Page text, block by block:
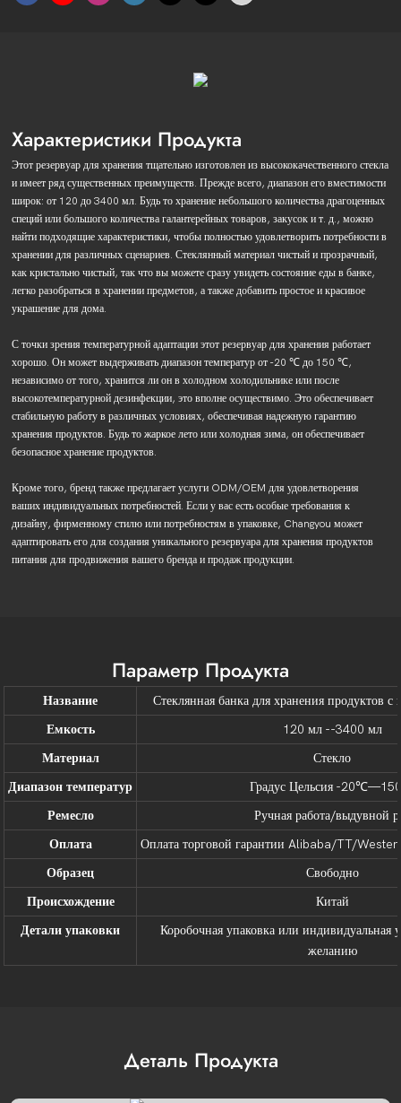
Характеристики Продукта
Этот резервуар для хранения тщательно изготовлен из высококачественного стекла
и имеет ряд существенных преимуществ. Прежде всего, диапазон его вместимости
широк: от 120 до 3400 мл. Будь то хранение небольшого количества драгоценных
специй или большого количества галантерейных товаров, закусок и т. д., можно
найти подходящие характеристики, чтобы полностью удовлетворить потребности в
хранении для различных сценариев. Стеклянный материал чистый и прозрачный,
как кристально чистый, так что вы можете сразу увидеть состояние еды в банке,
легко разобраться в хранении предметов, а также добавить простое и красивое
украшение для дома.
С точки зрения температурной адаптации этот резервуар для хранения работает
хорошо. Он может выдерживать диапазон температур от -20 ℃ до 150 ℃,
независимо от того, хранится ли он в холодном холодильнике или после
высокотемпературной дезинфекции, это вполне осуществимо. Это обеспечивает
стабильную работу в различных условиях, обеспечивая надежную гарантию
хранения продуктов. Будь то жаркое лето или холодная зима, он обеспечивает
безопасное хранение продуктов.
Кроме того, бренд также предлагает услуги ODM/OEM для удовлетворения
ваших индивидуальных потребностей. Если у вас есть особые требования к
дизайну, фирменному стилю или потребностям в упаковке, Changyou может
адаптировать его для создания уникального резервуара для хранения продуктов
питания для продвижения вашего бренда и продаж продукции.
Параметр Продукта
Название
Стеклянная банка для хранения продуктов
Емкость
120 мл --3400 мл
Материал
Стекло
Диапазон температур
Градус Цельсия -
Ремесло
Ручная работа/выдувной
Оплата
Оплата торговой гарантии Alibaba/TT/
Образец
Свободно
Происхождение
Китай
Детали упаковки
Коробочная упаковка или индивидуальная
желанию
Деталь Продукта